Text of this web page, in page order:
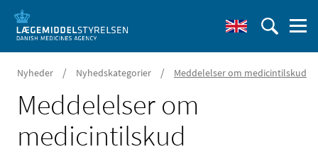
Nyheder / Nyhedskategorier / Meddelelser om medicintilskud
Meddelelser om
medicintilskud